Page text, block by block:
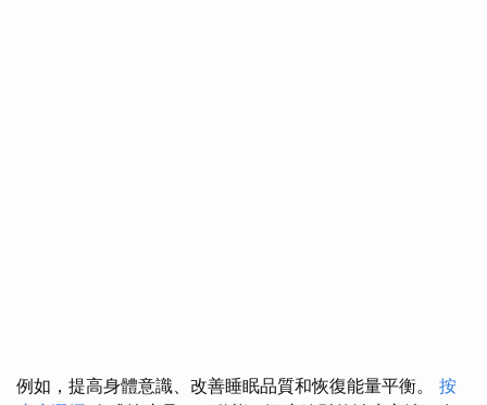
例如，提高身體意識、改善睡眠品質和恢復能量平衡。 按